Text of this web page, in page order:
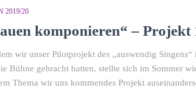
2019/20
komponieren“ – Projekt
wir unser Pilotprojekt des „auswendig
Bühne gebracht hatten, stellte sich im Sommer
Thema wir uns kommendes Projekt